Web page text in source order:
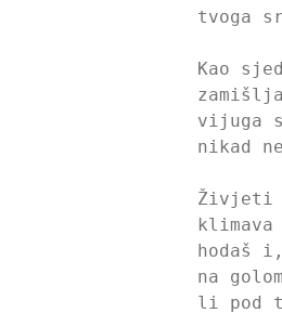
tvoga
Kao
vijuga
nikad
Živjeti
hodaš
na
li pod